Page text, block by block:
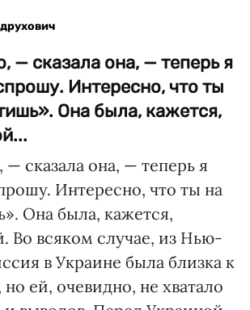
— сказала она, — теперь я
Интересно, что ты
Она была, кажется,
сказала она, — теперь я
Интересно, что ты на
Она была, кажется,
Во всяком случае, из Нью-
в Украине была близка к
ей, очевидно, не хватало